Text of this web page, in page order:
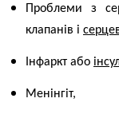
Проблеми з
клапанів і
Інфаркт або
Менінгіт,